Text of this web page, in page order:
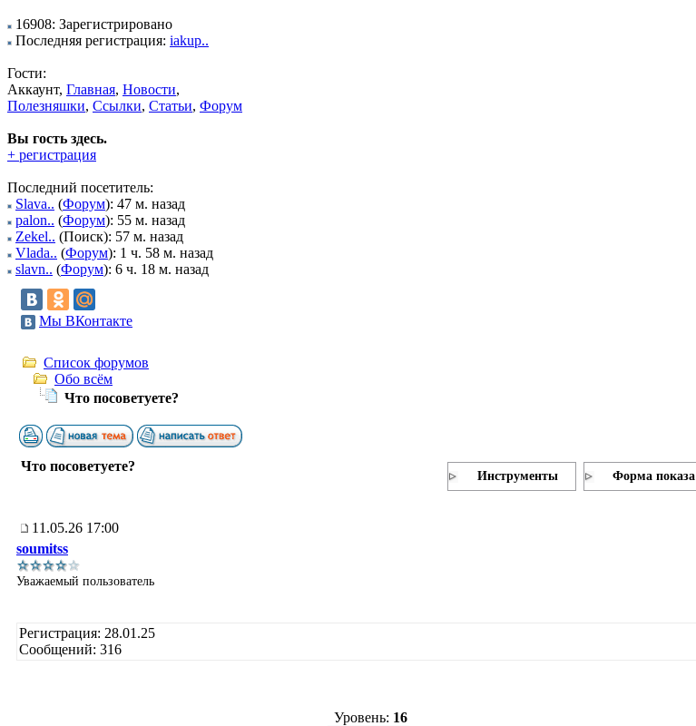
16908: Зарегистрировано
Последняя регистрация: iakup..
Гости:
Аккаунт, Главная, Новости,
Полезняшки, Ссылки, Статьи, Форум
Вы гость здесь.
+ регистрация
Последний посетитель:
Slava.. (Форум): 47 м. назад
palon.. (Форум): 55 м. назад
Zekel.. (Поиск): 57 м. назад
Vlada.. (Форум): 1 ч. 58 м. назад
slavn.. (Форум): 6 ч. 18 м. назад
Мы ВКонтакте
Список форумов
Обо всём
Что посоветуете?
Что посоветуете?
Инструменты Форма показа
11.05.26 17:00
soumitss
Уважаемый пользователь
Регистрация: 28.01.25
Сообщений: 316
Уровень: 16